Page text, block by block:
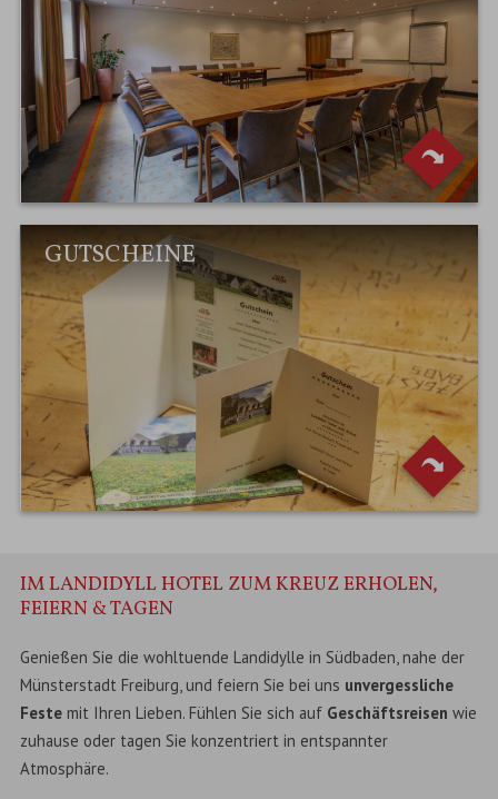
GUTSCHEINE
IM LANDIDYLL HOTEL ZUM KREUZ ERHOLEN,
FEIERN & TAGEN
Genießen Sie die wohltuende Landidylle in Südbaden, nahe der
Münsterstadt Freiburg, und feiern Sie bei uns unvergessliche
Feste mit Ihren Lieben. Fühlen Sie sich auf Geschäftsreisen wie
zuhause oder tagen Sie konzentriert in entspannter
Atmosphäre.